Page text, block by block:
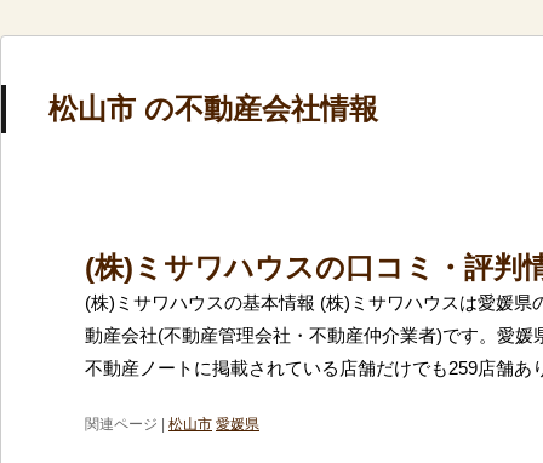
松山市 の不動産会社情報
(株)ミサワハウスの口コミ・評判
(株)ミサワハウスの基本情報 (株)ミサワハウスは愛媛県
動産会社(不動産管理会社・不動産仲介業者)です。愛媛
不動産ノートに掲載されている店舗だけでも259店舗あ
関連ページ | 松山市 愛媛県